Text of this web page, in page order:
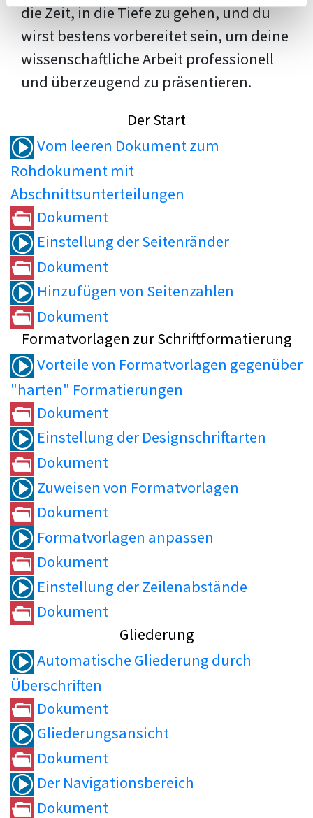
die Zeit, in die Tiefe zu gehen, und du
wirst bestens vorbereitet sein, um deine
wissenschaftliche Arbeit professionell
und überzeugend zu präsentieren.
Der Start
Vom leeren Dokument zum
Rohdokument mit
Abschnittsunterteilungen
Dokument
Einstellung der Seitenränder
Dokument
Hinzufügen von Seitenzahlen
Dokument
Formatvorlagen zur Schriftformatierung
Vorteile von Formatvorlagen gegenüber
"harten" Formatierungen
Dokument
Einstellung der Designschriftarten
Dokument
Zuweisen von Formatvorlagen
Dokument
Formatvorlagen anpassen
Dokument
Einstellung der Zeilenabstände
Dokument
Gliederung
Automatische Gliederung durch
Überschriften
Dokument
Gliederungsansicht
Dokument
Der Navigationsbereich
Dokument